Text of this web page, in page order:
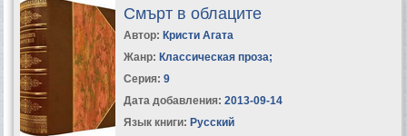
Смърт в облаците
Автор: Кристи Агата
Жанр: Классическая проза;
Серия: 9
Дата добавления: 2013-09-14
Язык книги: Русский